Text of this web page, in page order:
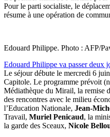
Pour le parti socialiste, le
résume à une opération de
Edouard Philippe. Photo : AFP/
Edouard Philippe va passer deux
Le séjour débute le mercredi 6
Capitole. Le programme prévoit
Médiathèque du Mirail, la remise
des rencontres avec le milieu
l’Education Nationale, Jean-
Travail, Muriel Penicaud, la
la garde des Sceaux, Nicole